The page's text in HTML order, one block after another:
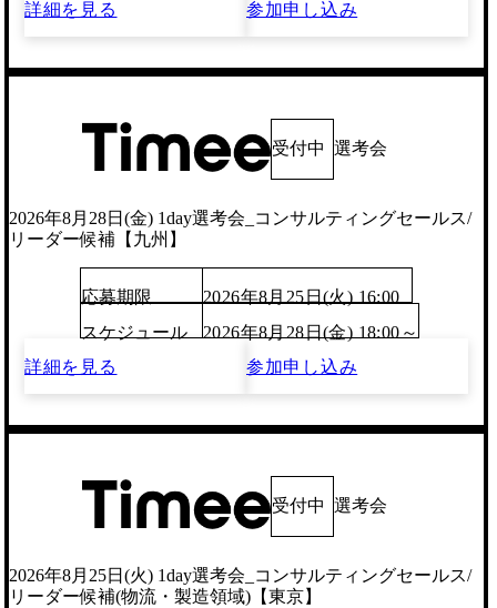
詳細を見る
参加申し込み
受付中 選考会
2026年8月28日(金) 1day選考会_コンサルティングセールス/
リーダー候補【九州】
応募期限
2026年8月25日(火) 16:00
スケジュール
2026年8月28日(金) 18:00～
詳細を見る
参加申し込み
受付中 選考会
2026年8月25日(火) 1day選考会_コンサルティングセールス/
リーダー候補(物流・製造領域)【東京】